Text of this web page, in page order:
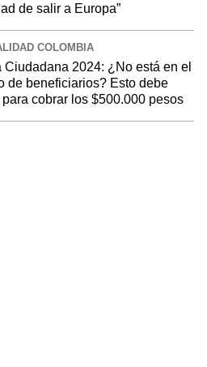
de salir a Europa”
COLOMBIA
Ciudadana 2024: ¿No está en el
de beneficiarios? Esto debe
para cobrar los $500.000 pesos